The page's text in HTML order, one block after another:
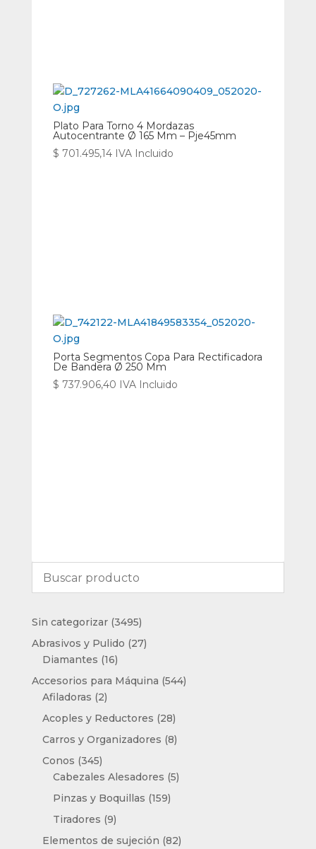
Plato Para Torno 4 Mordazas
Autocentrante Ø 165 Mm – Pje45mm
$ 701.495,14 IVA Incluido
Porta Segmentos Copa Para Rectificadora
De Bandera Ø 250 Mm
$ 737.906,40 IVA Incluido
Sin categorizar 34953495
productos
Abrasivos y Pulido 2727
Diamantes 1616
productos
Accesorios para Máquina 544544
Afiladoras 22
productos
Acoples y Reductores 2828
productos
Carros y Organizadores 88
Conos 345345
productos
Cabezales Alesadores 55
Pinzas y Boquillas 159159
Tiradores 99
productos
Elementos de sujeción 8282